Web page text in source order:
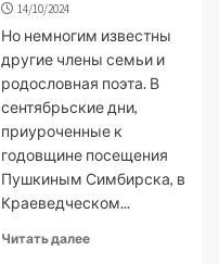
14/10/2024
Но немногим известны
другие члены семьи и
родословная поэта. В
сентябрьские дни,
приуроченные к
годовщине посещения
Пушкиным Симбирска, в
Краеведческом...
Читать далее